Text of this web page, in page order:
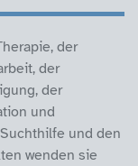
der
der
der
und
und den
wenden sie